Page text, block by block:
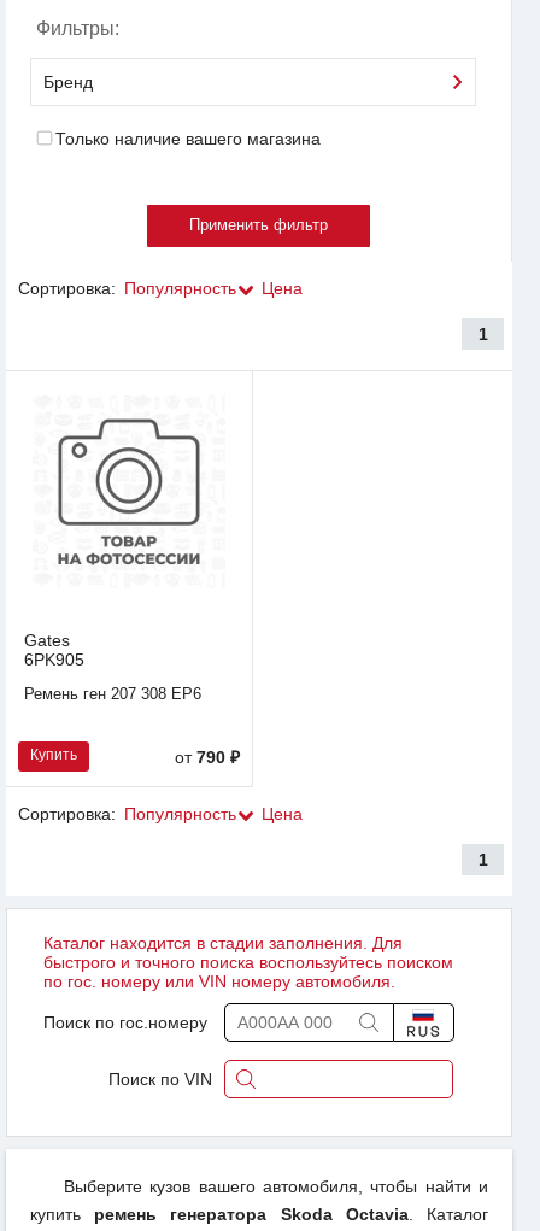
Фильтры:
Бренд
Только наличие вашего магазина
Сортировка: Популярность Цена
1
Gates
6PK905
Ремень ген 207 308 EP6
Купить от790 ₽
Сортировка: Популярность Цена
1
Каталог находится в стадии заполнения. Для
быстрого и точного поиска воспользуйтесь поиском
по гос. номеру или VIN номеру автомобиля.
Поиск по гос.номеру
Поиск по VIN
Выберите кузов вашего автомобиля, чтобы найти и
купить ремень генератора Skoda Octavia. Каталог